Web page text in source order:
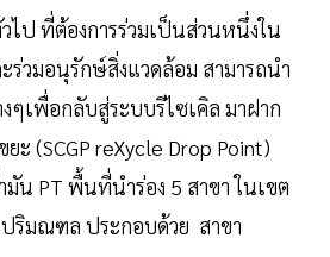
ป ที่ต้องการร่วมเป็นส่วนหนึ่งใน
ร่วมอนุรักษ์สิ่งแวดล้อม สามารถนำ
ๆเพื่อกลับสู่ระบบรีไซเคิล มาฝาก
ะ (SCGP reXycle Drop Point)
น PT พื้นที่นำร่อง 5 สาขา ในเขต
ริมณฑล ประกอบด้วย สาขา